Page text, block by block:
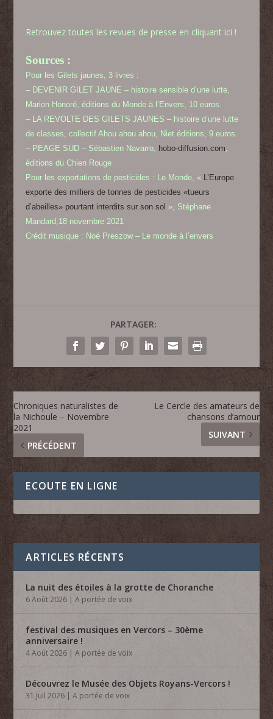
Retrouvez toutes les revues de presse en cliquant ici !
Sources :
Pour les Gilets jaunes, 3 livres :
– DEVENIR GILET JAUNE – histoire sensible d’une lutte,
Marion Honoré, éditions du Monde à l’Envers, 10 euros.
– LA REVOLTE DES GILETS JAUNES – histoire d’une lutte
de classes, collectif Ahou ahou ahou, Niet éditions, 9 euros.
– PEAGE SUD – Sébastien Navarro, hobo-diffusion.com
éditions du Chien Rouge
Pour les exportations de pesticides : Le Monde,« L’Europe
exporte des milliers de tonnes de pesticides «tueurs
d’abeilles» pourtant interdits sur son sol », Stéphane
Mandard 18 novembre 2021
Crédit musique : Noé Preszow – Le monde à l’envers
PARTAGER:
Chroniques naturalistes de
la Nichoule – Novembre
2021
PRÉCÉDENT
Le Cercle des amateurs de
chansons d’amour
SUIVANT
ECOUTE EN LIGNE
ARTICLES RÉCENTS
La nuit des étoiles à la grotte de Choranche
6 Août 2026 |A portée de voix
festival des musiques en Vercors – 30ème
anniversaire !
4 Août 2026 |A portée de voix
Découvrez le Musée des Objets Royans-Vercors !
31 Juil 2026 |A portée de voix